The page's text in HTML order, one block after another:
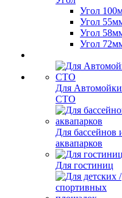
Угол
Угол
Угол
Угол
Для
СТО
Для бассейнов
аквапарков
Для гостиниц